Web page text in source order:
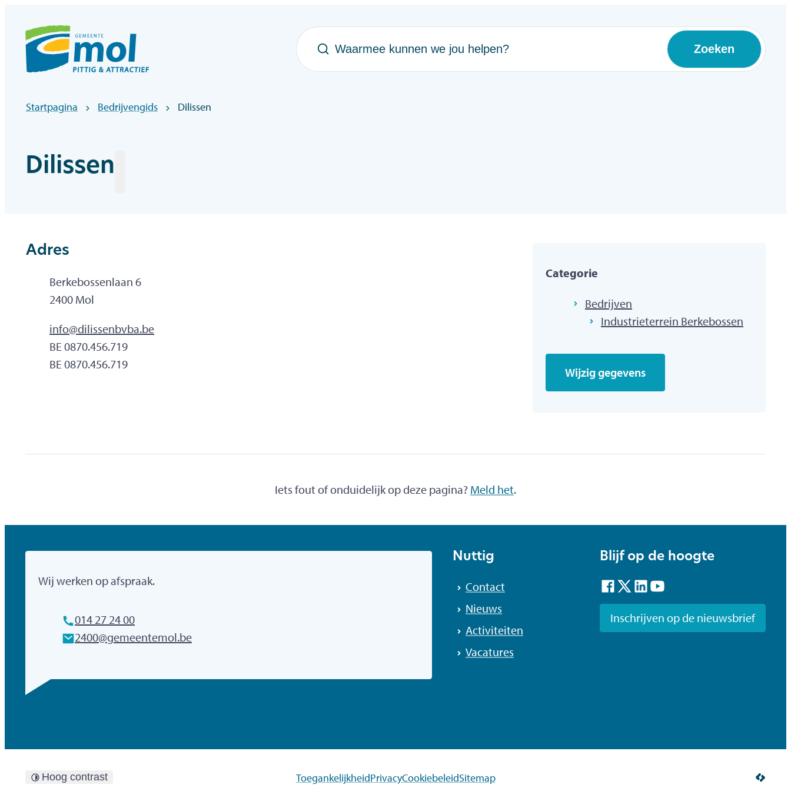
Officiële website gemeentebestuur Mol
Waarmee kunnen we jou helpen?
Zoeken
Startpagina Bedrijvengids Dilissen
Dilissen
Adres
AdresBerkebossenlaan 6
,2400 Mol
E-mailadres
info@dilissenbvba.be
Ondernemingsnummer
BE 0870.456.719
BTW nr.BE 0870.456.719
Categorie
Bedrijven
Industrieterrein Berkebossen
Wijzig gegevens
Iets fout of onduidelijk op deze pagina? Meld het.
Gemeente Mol
Wij werken op afspraak.
014 27 24 00
E-mailadres
2400@gemeentemol.be
Nuttig
Contact
Nieuws
Activiteiten
Vacatures
Blijf op de hoogte
Facebook
TwitterLinkedInYouTube
Inschrijven op de nieuwsbrief
Hoog contrast ToegankelijkheidPrivacyCookiebeleidSitemap